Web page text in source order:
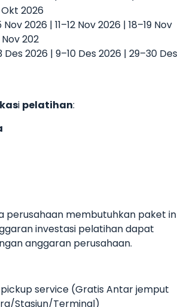
2026
2026 | 11–12 Nov 2026 | 18–19 Nov
202
Des 2026 | 9–10 Des 2026 | 29–30 Des
i pelatihan:
perusahaan membutuhkan paket in
investasi pelatihan dapat
anggaran perusahaan.
pickup service (Gratis Antar jemput
Stasiun/Terminal)